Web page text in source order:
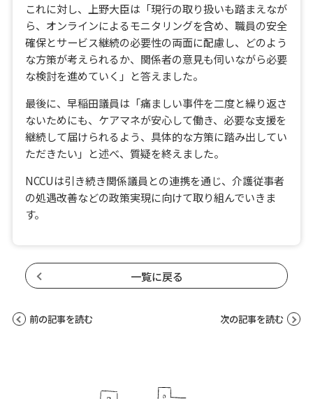
これに対し、上野大臣は「現行の取り扱いも踏まえなが
ら、オンラインによるモニタリングを含め、職員の安全
確保とサービス継続の必要性の両面に配慮し、どのよう
な方策が考えられるか、関係者の意見も伺いながら必要
な検討を進めていく」と答えました。
最後に、早稲田議員は「痛ましい事件を二度と繰り返さ
ないためにも、ケアマネが安心して働き、必要な支援を
継続して届けられるよう、具体的な方策に踏み出してい
ただきたい」と述べ、質疑を終えました。
NCCUは引き続き関係議員との連携を通じ、介護従事者
の処遇改善などの政策実現に向けて取り組んでいきま
す。
一覧に戻る
前の記事を読む 次の記事を読む